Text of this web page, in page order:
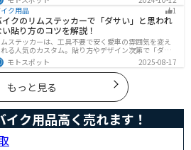
。記事を参考にすれば、バイクを状態良く長持ちさ
ことが可能です。
ク用品
1
イクのリムステッカーで「ダサい」と思われ
い貼り方のコツを解説！
ムステッカーは、工具不要で安く愛車の雰囲気を変え
れる人気のカスタム。貼り方やデザイン次第で「ダサ
仕上がりになることも。本記事では失敗例や選び
きれいに貼るコツからおすすめ商品まで詳しく紹
初心者でも安心して足回りをカッコよくドレスアッ
できます。
モトスポット 2025-08-17
もっと見る
ク用品高く売れます！